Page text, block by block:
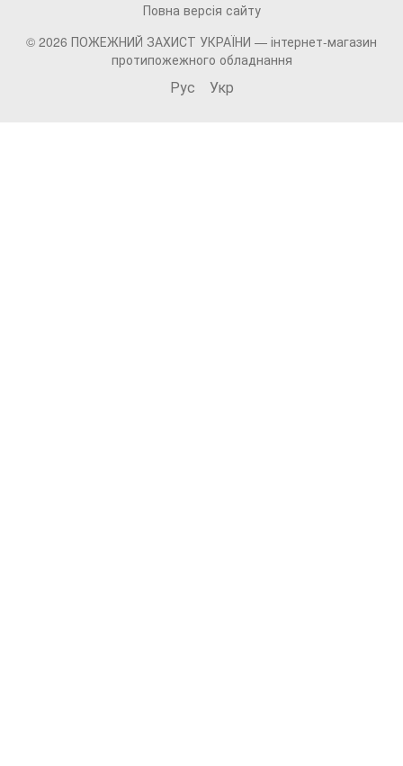
Повна версія сайту
© 2026 ПОЖЕЖНИЙ ЗАХИСТ УКРАЇНИ — інтернет-магазин
протипожежного обладнання
Рус Укр